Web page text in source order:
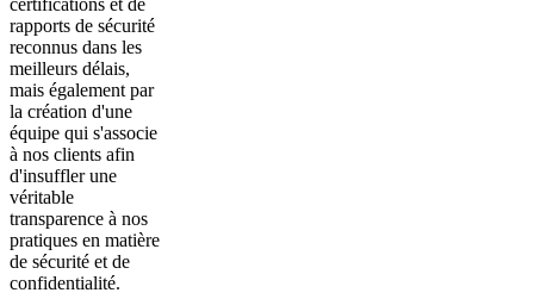
certifications et de
rapports de sécurité
reconnus dans les
meilleurs délais,
mais également par
la création d'une
équipe qui s'associe
à nos clients afin
d'insuffler une
véritable
transparence à nos
pratiques en matière
de sécurité et de
confidentialité.